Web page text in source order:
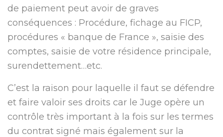
de paiement peut avoir de graves
conséquences : Procédure, fichage au FICP,
procédures « banque de France », saisie des
comptes, saisie de votre résidence principale,
surendettement…etc.
C’est la raison pour laquelle il faut se défendre
et faire valoir ses droits car le Juge opère un
contrôle très important à la fois sur les termes
du contrat signé mais également sur la